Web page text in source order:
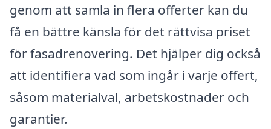
genom att samla in flera offerter kan du
få en bättre känsla för det rättvisa priset
för fasadrenovering. Det hjälper dig också
att identifiera vad som ingår i varje offert,
såsom materialval, arbetskostnader och
garantier.